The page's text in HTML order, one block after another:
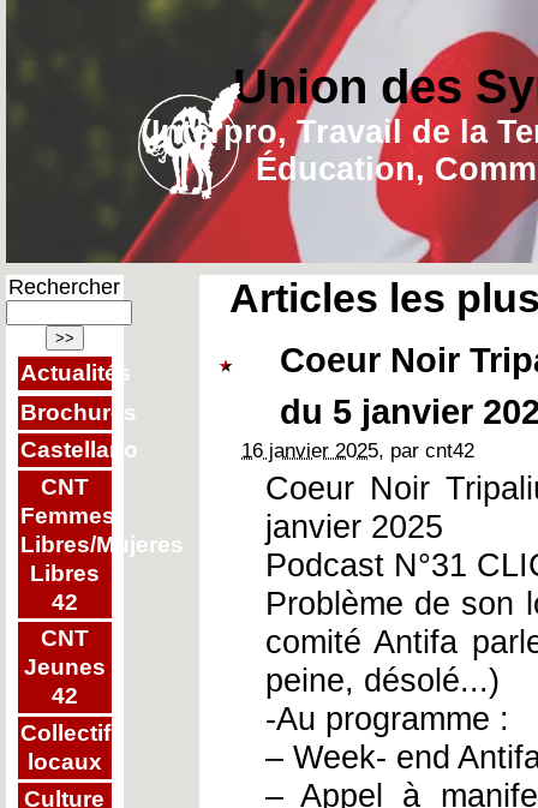
Union des
(Interpro, Travail de la
Éducation,
Rechercher
Actualités
Brochures
Castellano
CNT
Femmes
Libres/Mujeres
Libres
42
CNT
Jeunes
42
Collectifs
locaux
Culture
Articles les
Coeur Noir
du 5 janvier
16 janvier 2025, par cnt42
Coeur Noir
janvier 2025
Podcast N°31
Problème de son
comité Antifa
peine, désolé...)
-Au programme :
– Week- end
– Appel à